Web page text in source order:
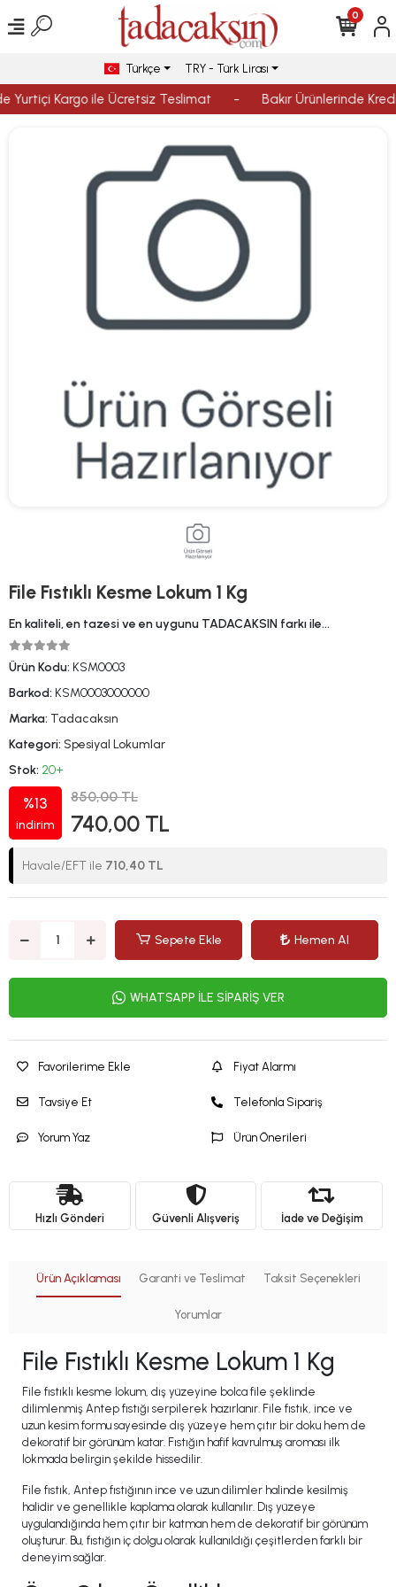
Yurtiçi Kargo ile Ücretsiz Teslimat Bakır Ürünlerinde
0
Türkçe TRY - Türk Lirası
File Fıstıklı Kesme Lokum 1 Kg
En kaliteli, en tazesi ve en uygunu TADACAKSIN farkı ile…
Ürün Kodu: KSM0003
Barkod: KSM0003000000
Marka: Tadacaksın
Kategori: Spesiyal Lokumlar
Stok: 20+
%13
indirim
850,00 TL
740,00 TL
Havale/EFT ile 710,40 TL
Sepete Ekle Hemen Al
WHATSAPP İLE SİPARİŞ VER
Favorilerime Ekle
Tavsiye Et
Yorum Yaz
Fiyat Alarmı
Telefonla Sipariş
Ürün Önerileri
Hızlı Gönderi Güvenli Alışveriş İade ve Değişim
Ürün Açıklaması Garanti ve Teslimat Taksit Seçenekleri
Yorumlar
File Fıstıklı Kesme Lokum 1 Kg
File fıstıklı kesme lokum, dış yüzeyine bolca file şeklinde
dilimlenmiş Antep fıstığı serpilerek hazırlanır. File fıstık, ince ve
uzun kesim formu sayesinde dış yüzeye hem çıtır bir doku hem de
dekoratif bir görünüm katar. Fıstığın hafif kavrulmuş aroması ilk
lokmada belirgin şekilde hissedilir.
File fıstık, Antep fıstığının ince ve uzun dilimler halinde kesilmiş
halidir ve genellikle kaplama olarak kullanılır. Dış yüzeye
uygulandığında hem çıtır bir katman hem de dekoratif bir görünüm
oluşturur. Bu, fıstığın iç dolgu olarak kullanıldığı çeşitlerden farklı bir
deneyim sağlar.